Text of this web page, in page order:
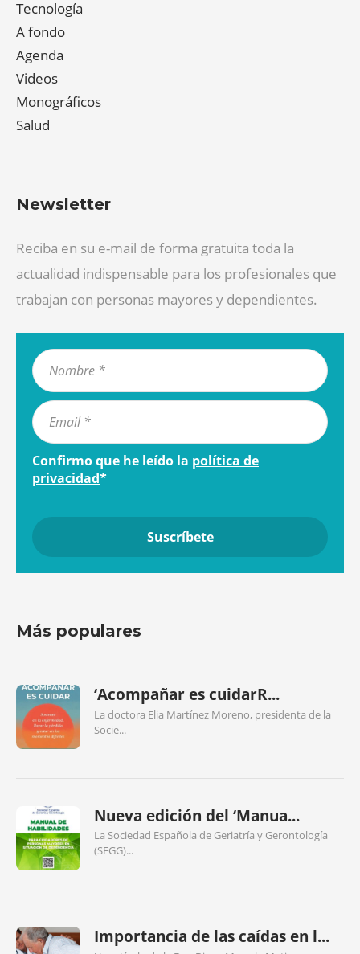
Tecnología
A fondo
Agenda
Videos
Monográficos
Salud
Newsletter
Reciba en su e-mail de forma gratuita toda la
actualidad indispensable para los profesionales que
trabajan con personas mayores y dependientes.
Confirmo que he leído la política de
privacidad*
Más populares
‘Acompañar es cuidarR...
La doctora Elia Martínez Moreno, presidenta de la
Socie...
Nueva edición del ‘Manua...
La Sociedad Española de Geriatría y Gerontología
(SEGG)...
Importancia de las caídas en l...